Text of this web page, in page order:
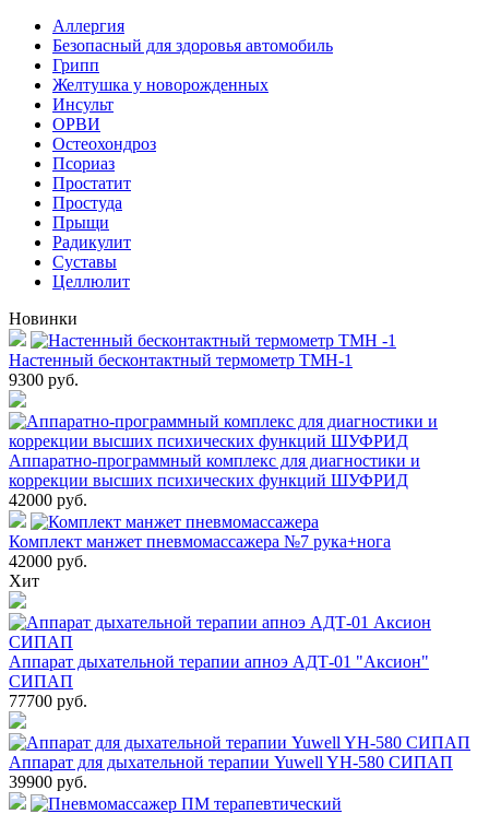
Аллергия
Безопасный для здоровья автомобиль
Грипп
Желтушка у новорожденных
Инсульт
ОРВИ
Остеохондроз
Пcориаз
Простатит
Простуда
Прыщи
Радикулит
Суставы
Целлюлит
Новинки
Настенный бесконтактный термометр ТМН-1
9300 руб.
Аппаратно-программный комплекс для диагностики и
коррекции высших психических функций ШУФРИД
42000 руб.
Комплект манжет пневмомассажера №7 рука+нога
42000 руб.
Хит
Аппарат дыхательной терапии апноэ АДТ-01 "Аксион"
СИПАП
77700 руб.
Аппарат для дыхательной терапии Yuwell YH-580 СИПАП
39900 руб.